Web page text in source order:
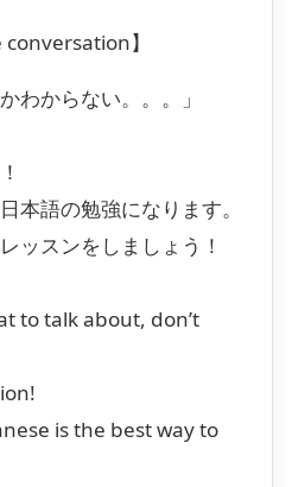
conversation】
わからない。。。」
本語の勉強になります。
ッスンをしましょう！
to talk about, don’t
is the best way to